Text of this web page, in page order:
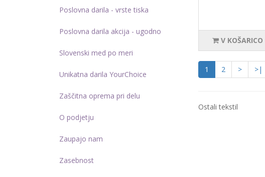
Poslovna darila - vrste tiska
Poslovna darila akcija - ugodno
Slovenski med po meri
Unikatna darila YourChoice
Zaščitna oprema pri delu
O podjetju
Zaupajo nam
Zasebnost
V KOŠARICO
1 2 > >|
Ostali tekstil